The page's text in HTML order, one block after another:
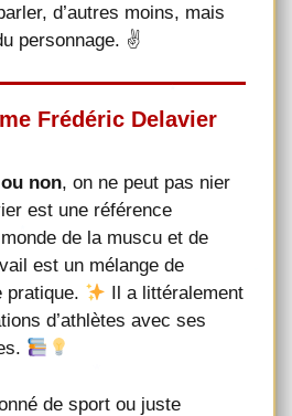
d’autres moins, mais
personnage. ✌
Frédéric Delavier
non, on ne peut pas nier
est une référence
de la muscu et de
est un mélange de
pratique.
Il a littéralement
d’athlètes avec ses
de sport ou juste